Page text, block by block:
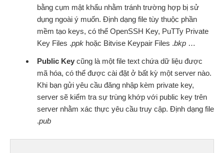
bằng cụm mật khẩu nhằm tránh trường hợp bị sử
dụng ngoài ý muốn. Định dạng file tùy thuộc phần
mềm tạo keys, có thể OpenSSH Key, PuTTy Private
Key Files .ppk hoặc Bitvise Keypair Files .bkp …
Public Key cũng là một file text chứa dữ liệu được
mã hóa, có thể được cài đặt ở bất kỳ một server nào.
Khi bạn gửi yêu cầu đăng nhập kèm private key,
server sẽ kiểm tra sự trùng khớp với public key trên
server nhằm xác thực yêu cầu truy cập. Định dạng file
.pub